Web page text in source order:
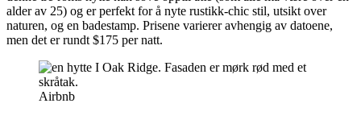
alder av 25) og er perfekt for å nyte rustikk-chic stil, utsikt over
naturen, og en badestamp. Prisene varierer avhengig av datoene,
men det er rundt $175 per natt.
Airbnb